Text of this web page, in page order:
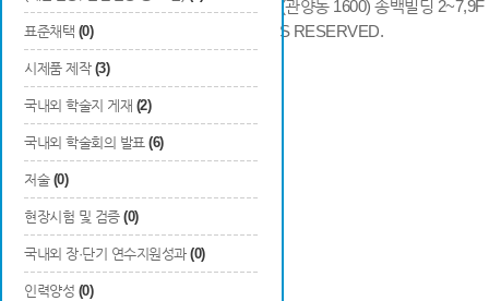
표준채택 (0)
시제품 제작 (3)
국내외 학술지 게재 (2)
국내외 학술회의 발표 (6)
저술 (0)
현장시험 및 검증 (0)
국내외 장·단기 연수지원성과 (0)
인력양성 (0)
14066 경기도 안양시 동안구 시민대로 286 (관양동 1600) 송백빌딩
COPYRIGHTS © 2014 KAIA, ALL RIGHTS RESERVED.